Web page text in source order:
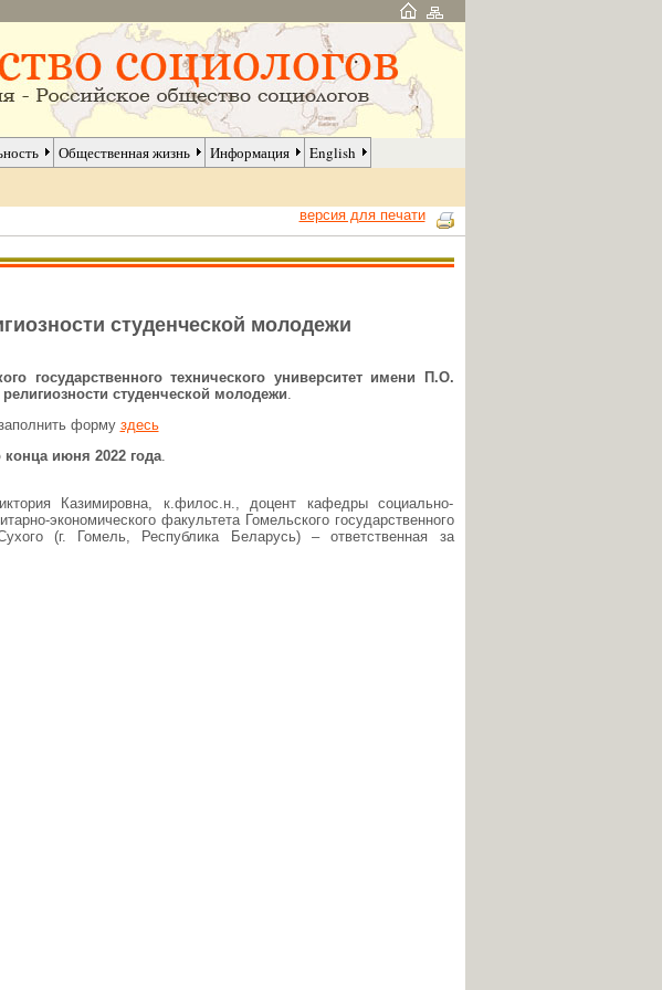
Общественная жизнь Информация English
версия для печати
студенческой молодежи
государственного технического университет имени П.О.
студенческой молодежи.
форму здесь
июня 2022 года.
Казимировна, к.филос.н., доцент кафедры социально-
экономического факультета Гомельского государственного
(г. Гомель, Республика Беларусь) – ответственная за